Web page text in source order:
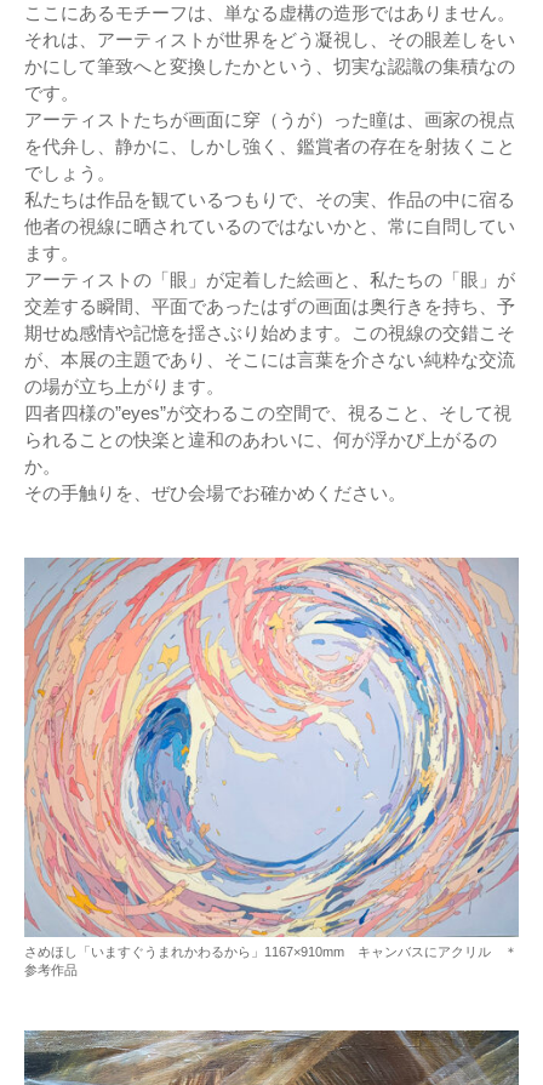
ここにあるモチーフは、単なる虚構の造形ではありません。
それは、アーティストが世界をどう凝視し、その眼差しをい
かにして筆致へと変換したかという、切実な認識の集積なの
です。
アーティストたちが画面に穿（うが）った瞳は、画家の視点
を代弁し、静かに、しかし強く、鑑賞者の存在を射抜くこと
でしょう。
私たちは作品を観ているつもりで、その実、作品の中に宿る
他者の視線に晒されているのではないかと、常に自問してい
ます。
アーティストの「眼」が定着した絵画と、私たちの「眼」が
交差する瞬間、平面であったはずの画面は奥行きを持ち、予
期せぬ感情や記憶を揺さぶり始めます。この視線の交錯こそ
が、本展の主題であり、そこには言葉を介さない純粋な交流
の場が立ち上がります。
四者四様の”eyes”が交わるこの空間で、視ること、そして視
られることの快楽と違和のあわいに、何が浮かび上がるの
か。
その手触りを、ぜひ会場でお確かめください。
さめほし「いますぐうまれかわるから」1167×910mm キャンバスにアクリル ＊
参考作品